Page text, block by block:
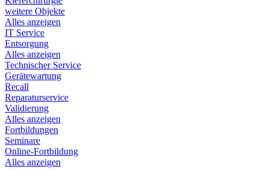
weitere Objekte
Alles anzeigen
IT Service
Entsorgung
Alles anzeigen
Technischer Service
Gerätewartung
Recall
Reparaturservice
Validierung
Alles anzeigen
Fortbildungen
Seminare
Online-Fortbildung
Alles anzeigen